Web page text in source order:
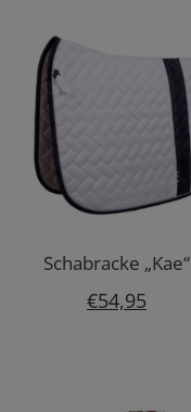
Schabracke „Kae“
€54,95